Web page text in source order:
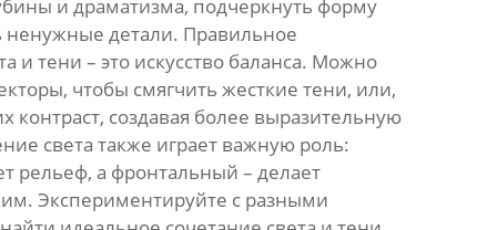
и драматизма, подчеркнуть форму
ненужные детали. Правильное
и тени – это искусство баланса. Можно
чтобы смягчить жесткие тени, или,
контраст, создавая более выразительную
света также играет важную роль:
рельеф, а фронтальный – делает
Экспериментируйте с разными